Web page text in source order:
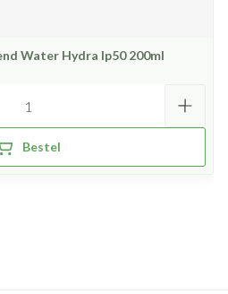
Water Hydra Ip50 200ml
Bestel